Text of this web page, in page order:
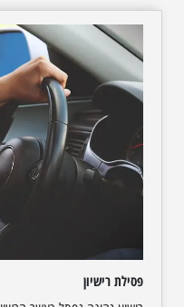
פסילת רישיון